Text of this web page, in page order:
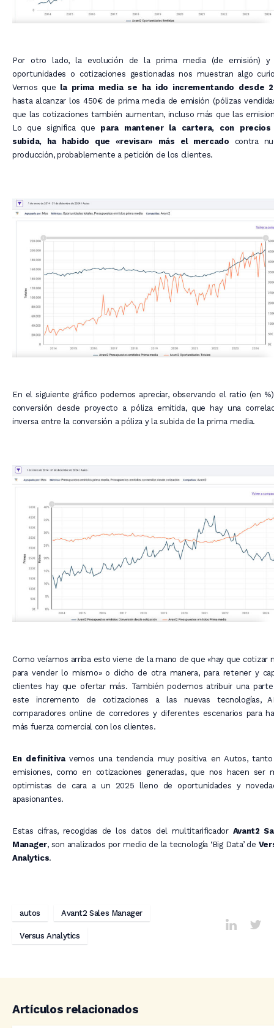
Por otro lado, la evolución de la prima media (de emisión) y
oportunidades o cotizaciones gestionadas nos muestran algo
Vemos que la prima media se ha ido incrementando desde
hasta alcanzar los 450€ de prima media de emisión (pólizas
que las cotizaciones también aumentan, incluso más que las
Lo que significa que para mantener la cartera, con precios
subida, ha habido que «revisar» más el mercado contra
producción, probablemente a petición de los clientes.
En el siguiente gráfico podemos apreciar, observando el ratio (en
conversión desde proyecto a póliza emitida, que hay una
inversa entre la conversión a póliza y la subida de la prima media.
Como veíamos arriba esto viene de la mano de que «hay que cotizar
para vender lo mismo» o dicho de otra manera, para retener y
clientes hay que ofertar más. También podemos atribuir una
este incremento de cotizaciones a las nuevas tecnologías,
comparadores online de corredores y diferentes escenarios para
más fuerza comercial con los clientes.
En definitivavemos una tendencia muy positiva en Autos,
emisiones, como en cotizaciones generadas, que nos hacen ser
optimistas de cara a un 2025 lleno de oportunidades y
apasionantes.
Estas cifras, recogidas de los datos del multitarificador Avant2
Manager, son analizados por medio de la tecnología ‘Big Data’ de
Analytics.
autos Avant2 Sales Manager
Versus Analytics
Artículos relacionados